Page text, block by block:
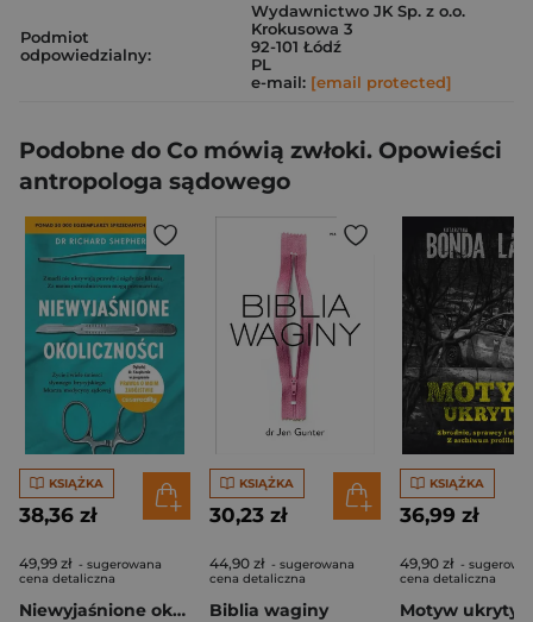
Podmiot
odpowiedzialny:
Wydawnictwo JK Sp. z o.o.
Krokusowa 3
92-101 Łódź
PL
e-mail: [email protected]
Podobne do Co mówią zwłoki. Opowieści
antropologa sądowego
KSIĄŻKA
38,36 zł
49,99 zł - sugerowana
cena detaliczna
Niewyjaśnione okoliczności
KSIĄŻKA
30,23 zł
44,90 zł - sugerowana
cena detaliczna
Biblia waginy
KSIĄŻKA
36,99 zł
49,90 zł -
cena detaliczna